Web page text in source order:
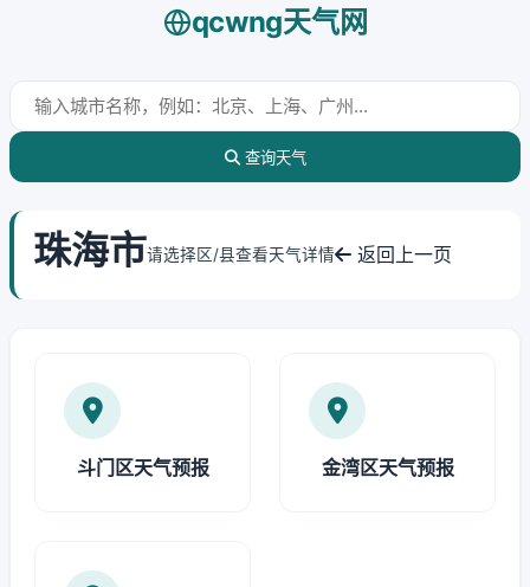
qcwng天气网
查询天气
珠海市请选择区/县查看天气详情 返回上一页
斗门区天气预报 金湾区天气预报